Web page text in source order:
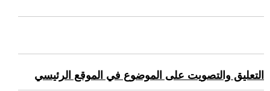
التعليق والتصويت على الموضوع في الموقع الرئيسي